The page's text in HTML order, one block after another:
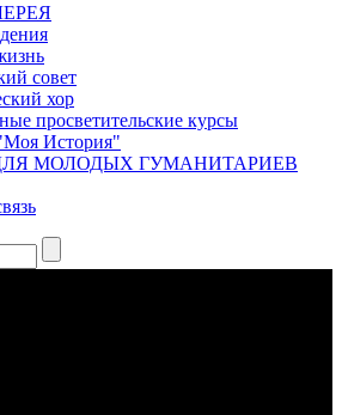
совет
хор
просветительские курсы
История"
МОЛОДЫХ ГУМАНИТАРИЕВ